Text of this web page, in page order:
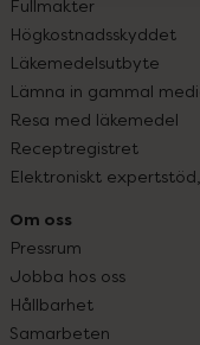
Fullmakter
Högkostnadsskyddet
Läkemedelsutbyte
Lämna in gammal
Resa med läkemedel
Receptregistret
Elektroniskt expertstöd,
Om oss
Pressrum
Jobba hos oss
Hållbarhet
Samarbeten